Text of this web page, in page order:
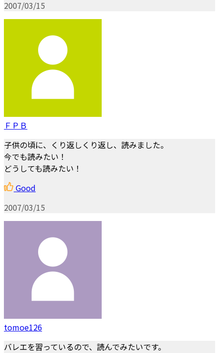
2007/03/15
ＦＰＢ
子供の頃に、くり返しくり返し、読みました。
今でも読みたい！
どうしても読みたい！
Good
2007/03/15
tomoe126
バレエを習っているので、読んでみたいです。